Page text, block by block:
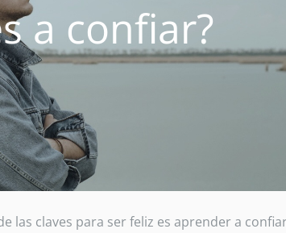
a confiar?
las claves para ser feliz es aprender a